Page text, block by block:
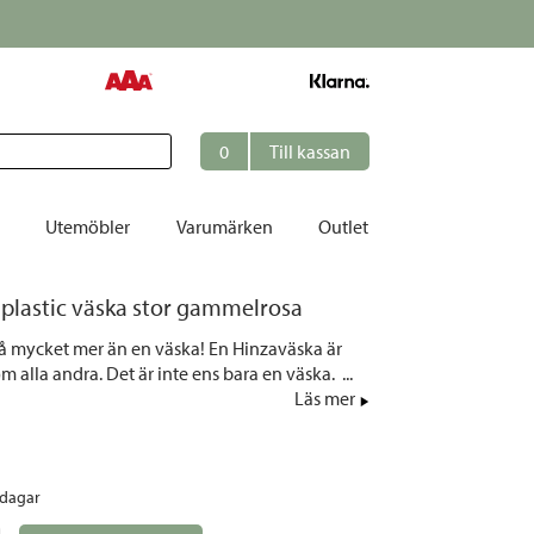
0 Till kassan
Utemöbler Varumärken Outlet
väska stor gammelrosa
mycket mer än en väska! En Hinzaväska är
alla andra. Det är inte ens bara en väska. ...
Läs mer